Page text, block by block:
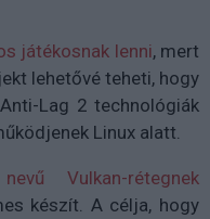
játékosnak lenni, mert
lehetővé teheti, hogy
Lag 2 technológiák
Linux alatt.
Vulkan-rétegnek
készít. A célja, hogy